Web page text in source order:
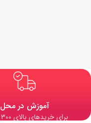
آموزش در محل
برای خریدهای بالای 300 میلیون